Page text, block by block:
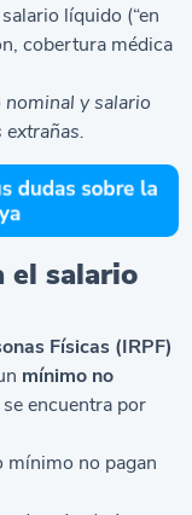
líquido (“en
cobertura médica
y salario
el salario
Físicas (IRPF)
mínimo no
encuentra por
mínimo no pagan